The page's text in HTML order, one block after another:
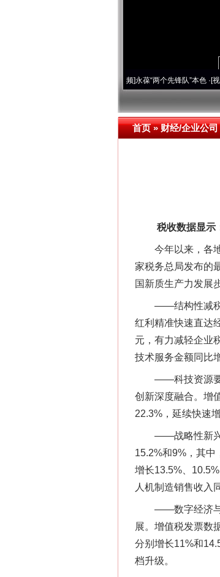
永葆“两个先锋队”本色·[视频]牢记
首页»财经/企业公司
税收数据显示：
今年以来，各地
家税务总局发布的
国新质生产力发展
——结构性减税降
红利精准快速直达
元，有力减轻企业
技术服务金额同比
——科技资源要素
创新深度融合。增
22.3%，延续快速
——战略性新兴产
15.2%和9%，其中
增长13.5%、
人机制造销售收入
——数字经济与实
展。增值税发票数
分别增长11%和
档升级。
网上购药